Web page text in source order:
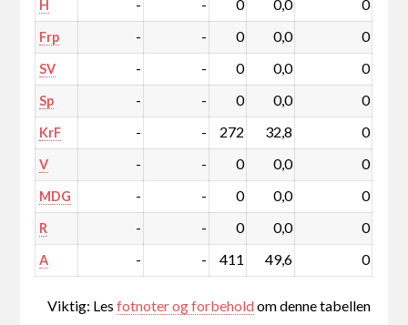
H - - 0 0,0 0
Frp - - 0 0,0 0
SV - - 0 0,0 0
Sp - - 0 0,0 0
KrF - - 272 32,8 0
V - - 0 0,0 0
MDG - - 0 0,0 0
R - - 0 0,0 0
A - - 411 49,6 0
Viktig: Lesfotnoter og forbeholdom denne tabellen